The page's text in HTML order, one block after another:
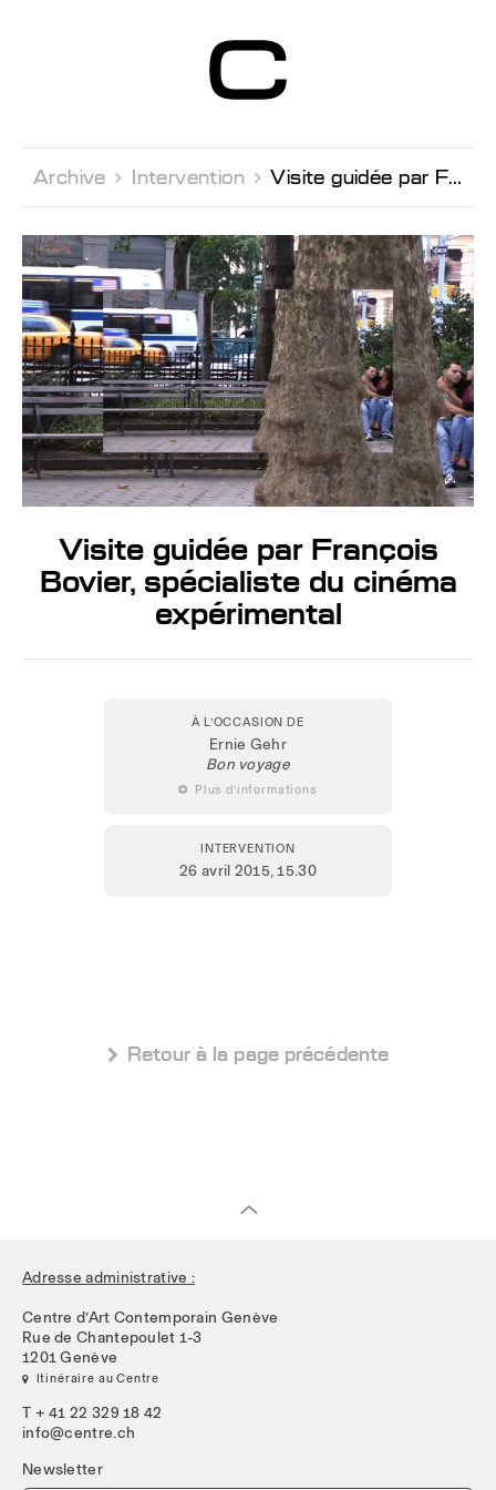
Contemporain
Genève
Archive  Intervention  Visite guidée par François Bovier, spécialiste du cinéma expérimental
Visite guidée par François
Bovier, spécialiste du cinéma
expérimental
À L’OCCASION DE
Ernie Gehr
Bon voyage
 Plus d’informations
INTERVENTION
26 avril 2015, 15.30
 Retour à la page précédente
Adresse administrative :
Centre d’Art Contemporain Genève
Rue de Chantepoulet 1-3
1201 Genève
 Itinéraire au Centre
T + 41 22 329 18 42
info@centre.ch
Newsletter